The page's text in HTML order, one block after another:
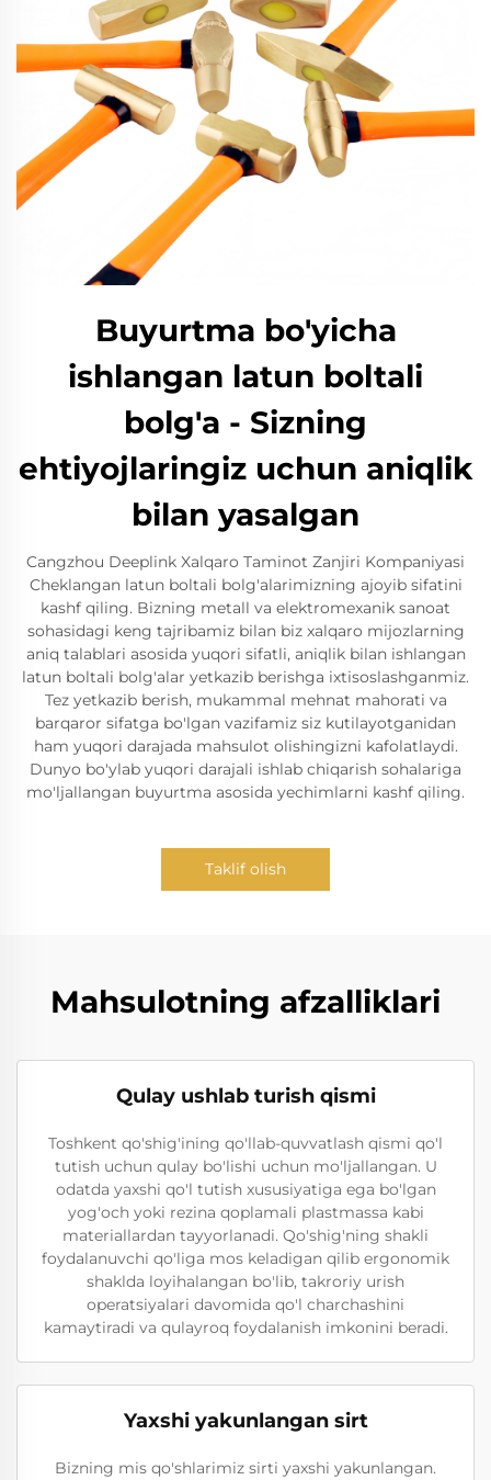
Buyurtma bo'yicha
ishlangan latun boltali
bolg'a - Sizning
ehtiyojlaringiz uchun aniqlik
bilan yasalgan
Cangzhou Deeplink Xalqaro Taminot Zanjiri Kompaniyasi
Cheklangan latun boltali bolg'alarimizning ajoyib sifatini
kashf qiling. Bizning metall va elektromexanik sanoat
sohasidagi keng tajribamiz bilan biz xalqaro mijozlarning
aniq talablari asosida yuqori sifatli, aniqlik bilan ishlangan
latun boltali bolg'alar yetkazib berishga ixtisoslashganmiz.
Tez yetkazib berish, mukammal mehnat mahorati va
barqaror sifatga bo'lgan vazifamiz siz kutilayotganidan
ham yuqori darajada mahsulot olishingizni kafolatlaydi.
Dunyo bo'ylab yuqori darajali ishlab chiqarish sohalariga
mo'ljallangan buyurtma asosida yechimlarni kashf qiling.
Taklif olish
Mahsulotning afzalliklari
Qulay ushlab turish qismi
Toshkent qo'shig'ining qo'llab-quvvatlash qismi qo'l
tutish uchun qulay bo'lishi uchun mo'ljallangan. U
odatda yaxshi qo'l tutish xususiyatiga ega bo'lgan
yog'och yoki rezina qoplamali plastmassa kabi
materiallardan tayyorlanadi. Qo'shig'ning shakli
foydalanuvchi qo'liga mos keladigan qilib ergonomik
shaklda loyihalangan bo'lib, takroriy urish
operatsiyalari davomida qo'l charchashini
kamaytiradi va qulayroq foydalanish imkonini beradi.
Yaxshi yakunlangan sirt
Bizning mis qo'shlarimiz sirti yaxshi yakunlangan.